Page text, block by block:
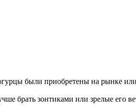
были приобретены на рынке
брать зонтиками или зрелые его